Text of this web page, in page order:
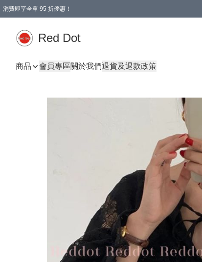
消費即享全單 95 折優惠！
Red Dot
商品 會員專區關於我們退貨及退款政策